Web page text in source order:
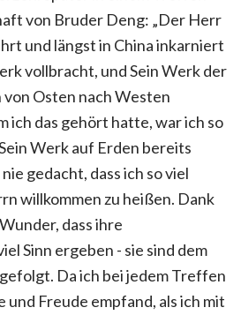
von Bruder Deng: „Der Herr
und längst in China inkarniert
vollbracht, und Sein Werk der
Osten nach Westen
ich das gehört hatte, war ich so
Werk auf Erden bereits
gedacht, dass ich so viel
willkommen zu heißen. Dank
dass ihre
Sinn ergeben - sie sind dem
Da ich bei jedem Treffen
Freude empfand, als ich mit